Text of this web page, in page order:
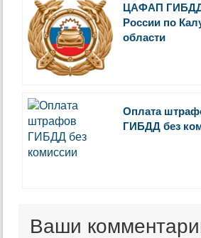
ЦАФАП
России по
области
Оплата
ГИБДД без
Ваши